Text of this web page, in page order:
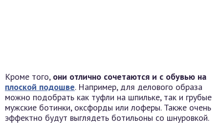
Кроме того, они отлично сочетаются и с обувью на
плоской подошве. Например, для делового образа
можно подобрать как туфли на шпильке, так и грубые
мужские ботинки, оксфорды или лоферы. Также очень
эффектно будут выглядеть ботильоны со шнуровкой.